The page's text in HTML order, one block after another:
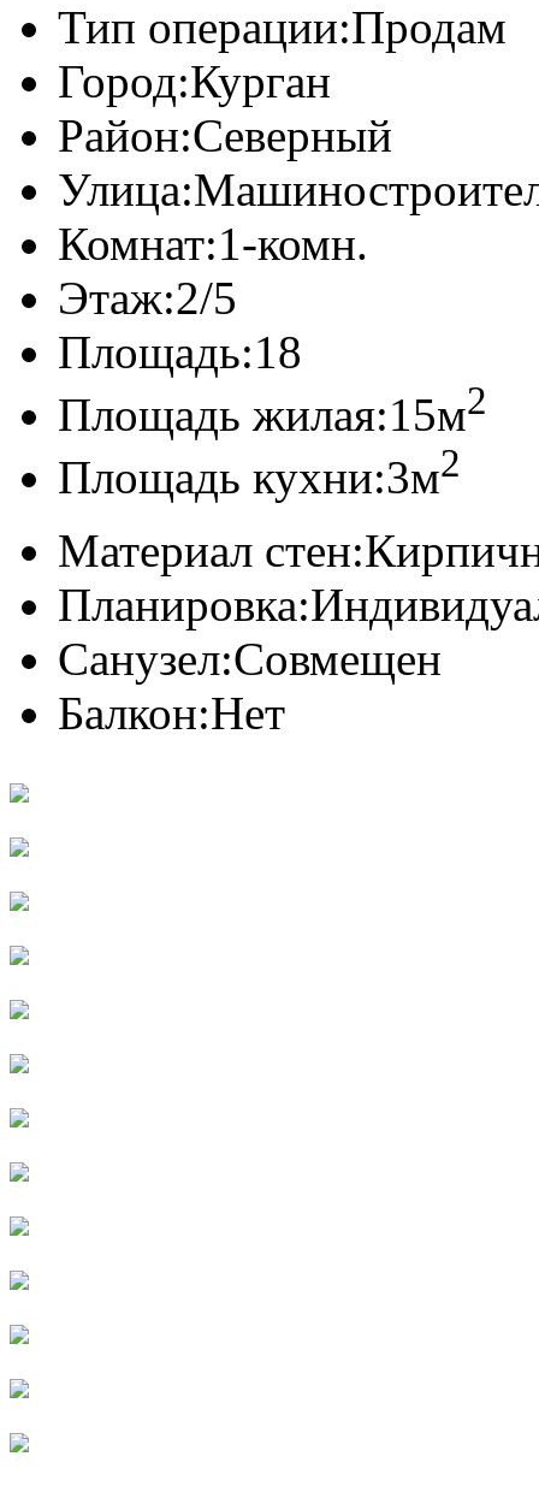
Тип операции:Продам
Город:Курган
Район:Северный
Улица:
Комнат:1-комн.
Этаж:2/5
Площадь:18
Площадь жилая:15м2
Площадь кухни:3м2
Материал стен:
Планировка:
Санузел:Совмещен
Балкон:Нет